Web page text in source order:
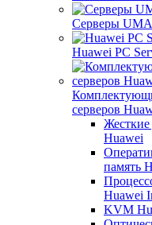
Серверы
Huawei PC
серверов
Жесткие
Huawei
память
Huawei
KVM